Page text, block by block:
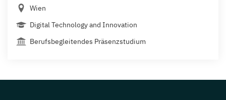
Wien
Digital Technology and Innovation
Berufsbegleitendes Präsenzstudium